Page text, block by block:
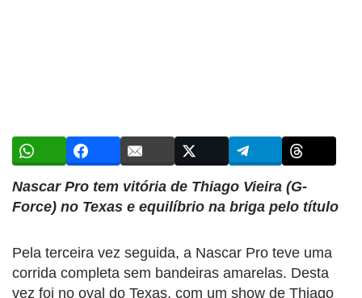
Nascar Pro tem vitória de Thiago Vieira (G-
Force) no Texas e equilíbrio na briga pelo título
Pela terceira vez seguida, a Nascar Pro teve uma
corrida completa sem bandeiras amarelas. Desta
vez foi no oval do Texas, com um show de Thiago